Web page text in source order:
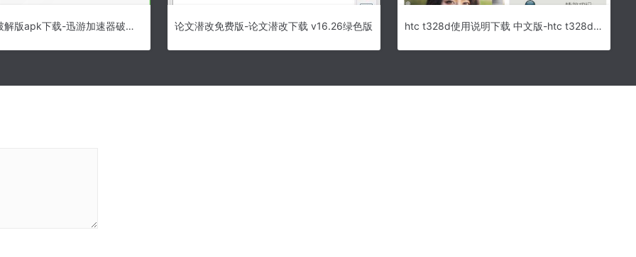
迅游加速器破解版apk下载-迅游加速器破解版绿色版 论文潜改免费版-论文潜改下载 v16.26绿色版 htc t328d使用说明下载 中文版-htc t328d怎么样